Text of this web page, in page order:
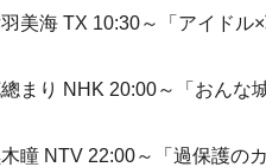
羽美海 TX 10:30～「アイド
總まり NHK 20:00～「おんな
木瞳 NTV 22:00～「過保護の